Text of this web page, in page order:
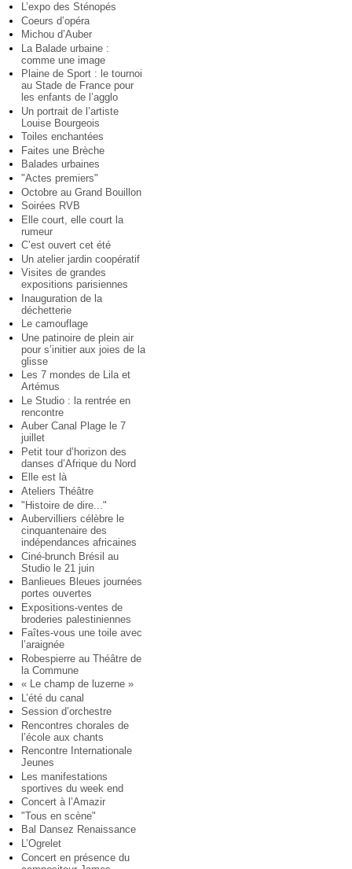
L’expo des Sténopés
Coeurs d’opéra
Michou d’Auber
La Balade urbaine :
comme une image
Plaine de Sport : le tournoi
au Stade de France pour
les enfants de l’agglo
Un portrait de l’artiste
Louise Bourgeois
Toiles enchantées
Faites une Brèche
Balades urbaines
"Actes premiers"
Octobre au Grand Bouillon
Soirées RVB
Elle court, elle court la
rumeur
C’est ouvert cet été
Un atelier jardin coopératif
Visites de grandes
expositions parisiennes
Inauguration de la
déchetterie
Le camouflage
Une patinoire de plein air
pour s’initier aux joies de la
glisse
Les 7 mondes de Lila et
Artémus
Le Studio : la rentrée en
rencontre
Auber Canal Plage le 7
juillet
Petit tour d’horizon des
danses d’Afrique du Nord
Elle est là
Ateliers Théâtre
"Histoire de dire..."
Aubervilliers célèbre le
cinquantenaire des
indépendances africaines
Ciné-brunch Brésil au
Studio le 21 juin
Banlieues Bleues journées
portes ouvertes
Expositions-ventes de
broderies palestiniennes
Faîtes-vous une toile avec
l’araignée
Robespierre au Théâtre de
la Commune
« Le champ de luzerne »
L’été du canal
Session d’orchestre
Rencontres chorales de
l’école aux chants
Rencontre Internationale
Jeunes
Les manifestations
sportives du week end
Concert à l’Amazir
"Tous en scène"
Bal Dansez Renaissance
L’Ogrelet
Concert en présence du